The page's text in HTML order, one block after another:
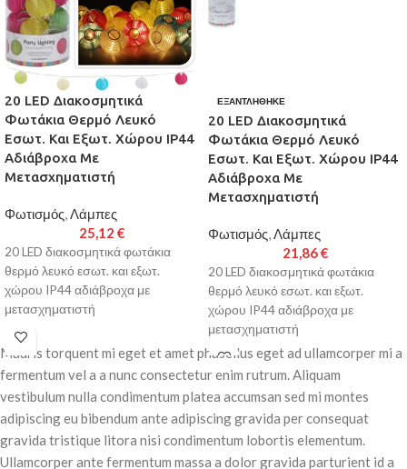
20 LED Διακοσμητικά
Φωτάκια Θερμό Λευκό
Εσωτ. Και Εξωτ. Χώρου IP44
Αδιάβροχα Με
Μετασχηματιστή
Φωτισμός,Λάμπες
25,12 €
20 LED διακοσμητικά φωτάκια
θερμό λευκό εσωτ. και εξωτ.
χώρου IP44 αδιάβροχα με
μετασχηματιστή
Παράδοση σε 3-10 εργάσιμες
ημέρες
ΕΞΑΝΤΛΉΘΗΚΕ
20 LED Διακοσμητικά
Φωτάκια Θερμό Λευκό
Εσωτ. Και Εξωτ. Χώρου IP44
Αδιάβροχα Με
Μετασχηματιστή
Φωτισμός,Λάμπες
21,86€
20 LED διακοσμητικά φωτάκια
θερμό λευκό εσωτ. και εξωτ.
χώρου IP44 αδιάβροχα με
μετασχηματιστή
Παράδοση σε 3-10 εργάσιμες
ημέρες
Mauris torquent mi eget et amet phasellus eget ad ullamcorper mi a
fermentum vel a a nunc consectetur enim rutrum. Aliquam
vestibulum nulla condimentum platea accumsan sed mi montes
adipiscing eu bibendum ante adipiscing gravida per consequat
gravida tristique litora nisi condimentum lobortis elementum.
Ullamcorper ante fermentum massa a dolor gravida parturient id a